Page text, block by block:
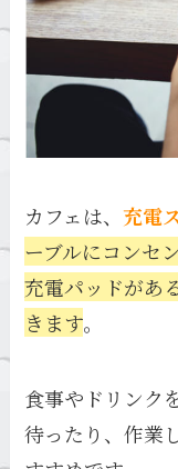
カフェは、充電
ーブルにコンセ
充電パッドがあ
きます。
食事やドリンク
待ったり、作業